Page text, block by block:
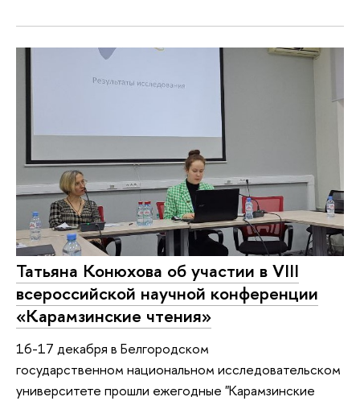
Татьяна Конюхова об участии в VIII
всероссийской научной конференции
«Карамзинские чтения»
16-17 декабря в Белгородском
государственном национальном исследовательском
университете прошли ежегодные "Карамзинские